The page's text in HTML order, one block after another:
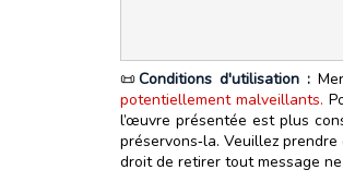
📜Conditions d'utilisation :
potentiellement malveillants.
l’œuvre présentée est plus
préservons‑la. Veuillez
droit de retirer tout message